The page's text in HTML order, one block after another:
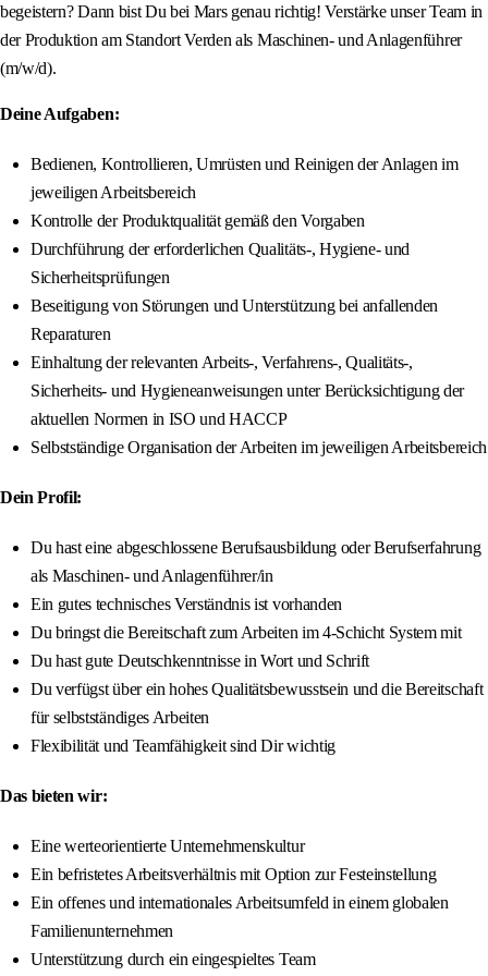
begeistern? Dann bist Du bei Mars genau richtig! Verstärke unser Team in
der Produktion am Standort Verden als Maschinen- und Anlagenführer
(m/w/d).
Deine Aufgaben:
Bedienen, Kontrollieren, Umrüsten und Reinigen der Anlagen im
jeweiligen Arbeitsbereich
Kontrolle der Produktqualität gemäß den Vorgaben
Durchführung der erforderlichen Qualitäts-, Hygiene- und
Sicherheitsprüfungen
Beseitigung von Störungen und Unterstützung bei anfallenden
Reparaturen
Einhaltung der relevanten Arbeits-, Verfahrens-, Qualitäts-,
Sicherheits- und Hygieneanweisungen unter Berücksichtigung der
aktuellen Normen in ISO und HACCP
Selbstständige Organisation der Arbeiten im jeweiligen Arbeitsbereich
Dein Profil:
Du hast eine abgeschlossene Berufsausbildung oder Berufserfahrung
als Maschinen- und Anlagenführer/in
Ein gutes technisches Verständnis ist vorhanden
Du bringst die Bereitschaft zum Arbeiten im 4-Schicht System mit
Du hast gute Deutschkenntnisse in Wort und Schrift
Du verfügst über ein hohes Qualitätsbewusstsein und die Bereitschaft
für selbstständiges Arbeiten
Flexibilität und Teamfähigkeit sind Dir wichtig
Das bieten wir:
Eine werteorientierte Unternehmenskultur
Ein befristetes Arbeitsverhältnis mit Option zur Festeinstellung
Ein offenes und internationales Arbeitsumfeld in einem globalen
Familienunternehmen
Unterstützung durch ein eingespieltes Team